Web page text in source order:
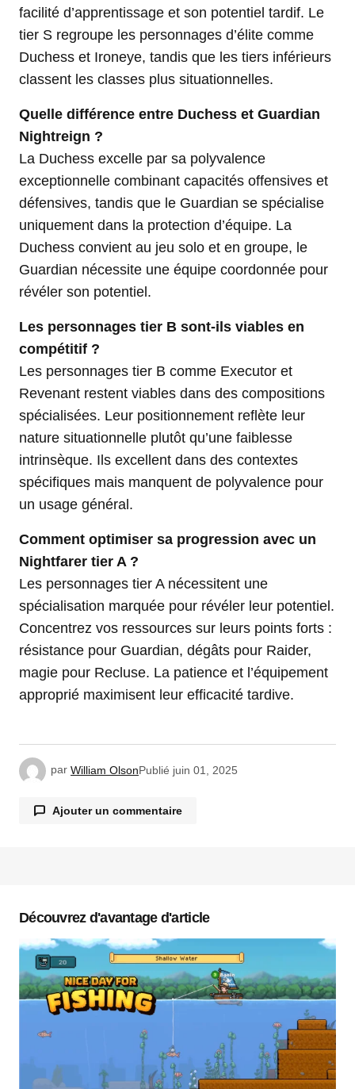
facilité d’apprentissage et son potentiel tardif. Le
tier S regroupe les personnages d’élite comme
Duchess et Ironeye, tandis que les tiers inférieurs
classent les classes plus situationnelles.
Quelle différence entre Duchess et Guardian
Nightreign ?
La Duchess excelle par sa polyvalence
exceptionnelle combinant capacités offensives et
défensives, tandis que le Guardian se spécialise
uniquement dans la protection d’équipe. La
Duchess convient au jeu solo et en groupe, le
Guardian nécessite une équipe coordonnée pour
révéler son potentiel.
Les personnages tier B sont-ils viables en
compétitif ?
Les personnages tier B comme Executor et
Revenant restent viables dans des compositions
spécialisées. Leur positionnement reflète leur
nature situationnelle plutôt qu’une faiblesse
intrinsèque. Ils excellent dans des contextes
spécifiques mais manquent de polyvalence pour
un usage général.
Comment optimiser sa progression avec un
Nightfarer tier A ?
Les personnages tier A nécessitent une
spécialisation marquée pour révéler leur potentiel.
Concentrez vos ressources sur leurs points forts :
résistance pour Guardian, dégâts pour Raider,
magie pour Recluse. La patience et l’équipement
approprié maximisent leur efficacité tardive.
par William OlsonPublié juin 01, 2025
Ajouter un commentaire
Commentaire
Votre nom
Votre e-mail*
Découvrez d'avantage d'article